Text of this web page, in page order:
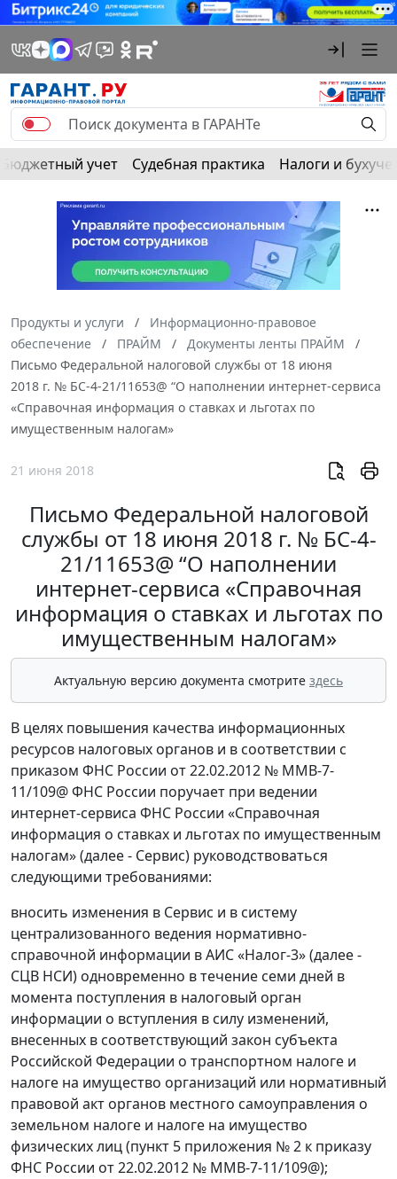
Бюджетный учет Судебная практика Налоги и
Продукты и услуги
Информационно-правовое
обеспечение
ПРАЙМ
Документы ленты ПРАЙМ
Письмо Федеральной налоговой службы от 18 июня
2018 г. № БС-4-21/11653@ “О наполнении интернет-сервиса
«Справочная информация о ставках и льготах по
имущественным налогам»
21 июня 2018
Письмо Федеральной налоговой
службы от 18 июня 2018 г. № БС-4-
21/11653@ “О наполнении
интернет-сервиса «Справочная
информация о ставках и льготах по
имущественным налогам»
Актуальную версию документа смотрите здесь
В целях повышения качества информационных
ресурсов налоговых органов и в соответствии с
приказом ФНС России от 22.02.2012 № ММВ-7-
11/109@ ФНС России поручает при ведении
интернет-сервиса ФНС России «Справочная
информация о ставках и льготах по имущественным
налогам» (далее - Сервис) руководствоваться
следующими требованиями:
вносить изменения в Сервис и в систему
централизованного ведения нормативно-
справочной информации в АИС «Налог-3» (далее -
СЦВ НСИ) одновременно в течение семи дней в
момента поступления в налоговый орган
информации о вступления в силу изменений,
внесенных в соответствующий закон субъекта
Российской Федерации о транспортном налоге и
налоге на имущество организаций или нормативный
правовой акт органов местного самоуправления о
земельном налоге и налоге на имущество
физических лиц (пункт 5 приложения № 2 к приказу
ФНС России от 22.02.2012 № ММВ-7-11/109@);